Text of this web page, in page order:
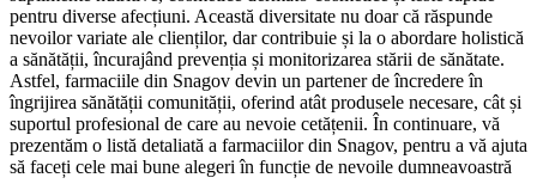
pentru diverse afecțiuni. Această diversitate nu doar că răspunde
nevoilor variate ale clienților, dar contribuie și la o abordare holistică
a sănătății, încurajând prevenția și monitorizarea stării de sănătate.
Astfel, farmaciile din Snagov devin un partener de încredere în
îngrijirea sănătății comunității, oferind atât produsele necesare, cât și
suportul profesional de care au nevoie cetățenii. În continuare, vă
prezentăm o listă detaliată a farmaciilor din Snagov, pentru a vă ajuta
să faceți cele mai bune alegeri în funcție de nevoile dumneavoastră